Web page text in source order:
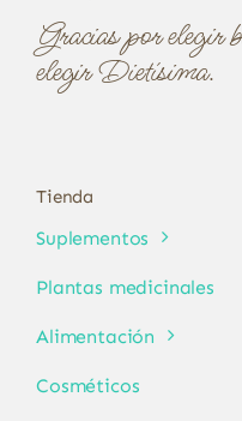
Gracias por elegir
elegir Dietísima.
Tienda
Suplementos
Plantas medicinales
Alimentación
Cosméticos